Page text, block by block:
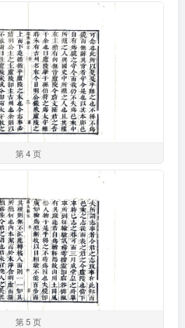
第 4 页
第 5 页